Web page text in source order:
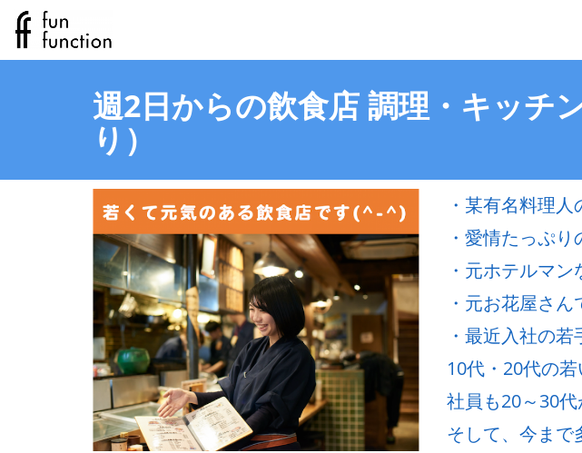
週2日からの飲食店 調理・キッチ
り）
・某有名料理
・愛情たっぷ
・元ホテルマ
・元お花屋さ
・最近入社の
10代・20代の若
社員も20～30
そして、今まで